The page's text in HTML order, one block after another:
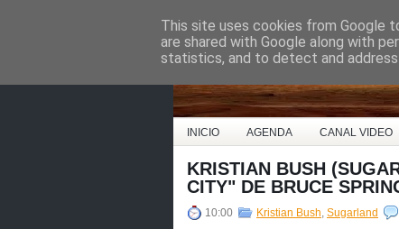
Country Music
INICIO AGENDA CANAL VIDEO
KRISTIAN BUSH
CITY" DE BRUCE
10:00 Kristian Bush, Sugarland
This site uses cookies from Google
are shared with Google along with
statistics, and to detect and address